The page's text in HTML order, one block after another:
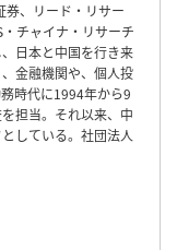
券、リード・リサー
チャイナ・リサーチ
日本と中国を行き来
金融機関や、個人投
時代に1994年から9
担当。それ以来、中
している。社団法人